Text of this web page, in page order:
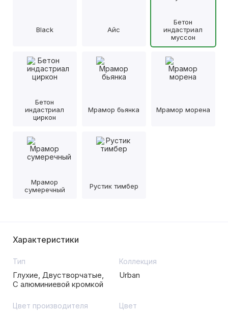
Black Айс
Бетон
индастриал
муссон
Бетон
индастриал
циркон
Мрамор бьянка Мрамор морена
Мрамор
сумеречный
Рустик тимбер
Характеристики
Тип
Глухие, Двустворчатые,
С алюминиевой кромкой
Коллекция
Urban
Цвет производителя Цвет